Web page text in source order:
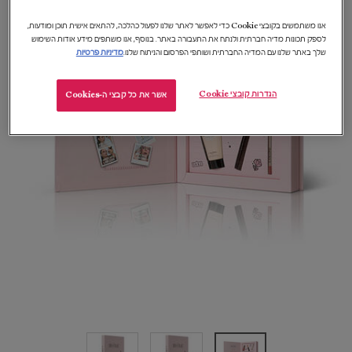
אנו משתמשים בקובצי Cookie כדי לאפשר לאתר שלנו לפעול כהלכה, להתאים אישית תוכן ומודעות,
לספק תכונות מדיה חברתית ולנתח את התעבורה באתר. בנוסף, אנו משתפים מידע אודות השימוש
שלך באתר שלנו עם המדיה החברתית ושותפי הפרסום והניתוח שלנו.מדיניות פרטיות
הגדרות קובצי Cookie אשר את כל קבצי ה-Cookies